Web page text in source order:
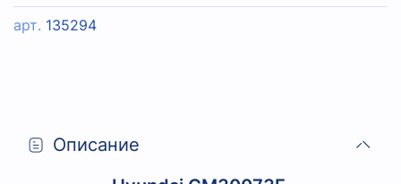
арт. 135294
Описание